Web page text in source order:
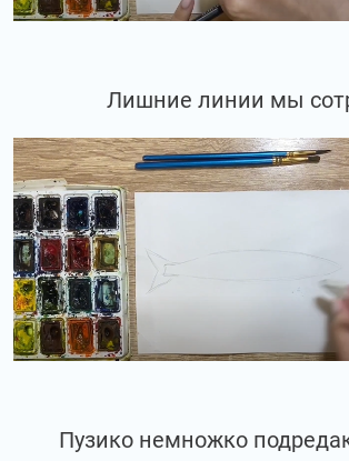
Лишние линии мы
Пузико немножко